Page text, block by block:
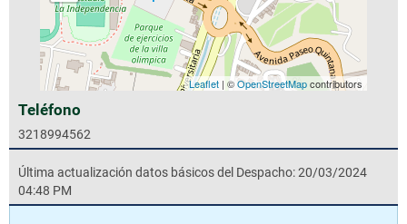
Leaflet| ©OpenStreetMapcontributors
Teléfono
3218994562
Última actualización datos básicos del Despacho: 20/03/2024
04:48 PM